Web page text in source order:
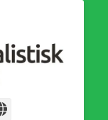
och en viktig
framtid!
Webbplats